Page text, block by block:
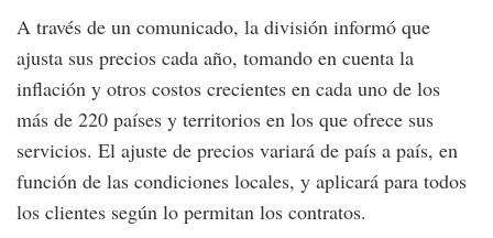
A través de un comunicado, la división informó que
ajusta sus precios cada año, tomando en cuenta la
inflación y otros costos crecientes en cada uno de los
más de 220 países y territorios en los que ofrece sus
servicios. El ajuste de precios variará de país a país, en
función de las condiciones locales, y aplicará para todos
los clientes según lo permitan los contratos.